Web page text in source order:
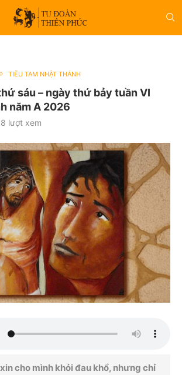
TIỂU TAM NHẬT THÁNH
sáu – ngày thứ bảy tuần VI
năm A 2026
lượt xem
cho mình khỏi đau khổ, nhưng chỉ